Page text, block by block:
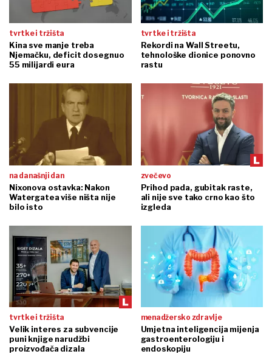
tvrtke i tržišta
Kina sve manje treba
Njemačku, deficit dosegnuo
55 milijardi eura
tvrtke i tržišta
Rekordi na Wall Streetu,
tehnološke dionice ponovno
rastu
na današnji dan
Nixonova ostavka: Nakon
Watergatea više ništa nije
bilo isto
zvečevo
Prihod pada, gubitak raste,
ali nije sve tako crno kao što
izgleda
tvrtke i tržišta
Velik interes za subvencije
puni knjige narudžbi
proizvođača dizala
menadžersko zdravlje
Umjetna inteligencija mijenja
gastroenterologiju i
endoskopiju